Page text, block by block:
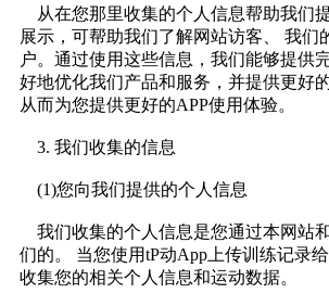
从在您那里收集的个人信息帮助我们
展示，可帮助我们了解网站访客、 我们
户。通过使用这些信息，我们能够提供
好地优化我们产品和服务，并提供更好
从而为您提供更好的APP使用体验。
3. 我们收集的信息
(1)您向我们提供的个人信息
我们收集的个人信息是您通过本网站
们的。 当您使用tP动App上传训练记录
收集您的相关个人信息和运动数据。